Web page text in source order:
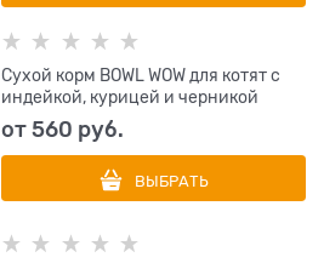
Сухой корм BOWL WOW для котят с
индейкой, курицей и черникой
от560 руб.
ВЫБРАТЬ